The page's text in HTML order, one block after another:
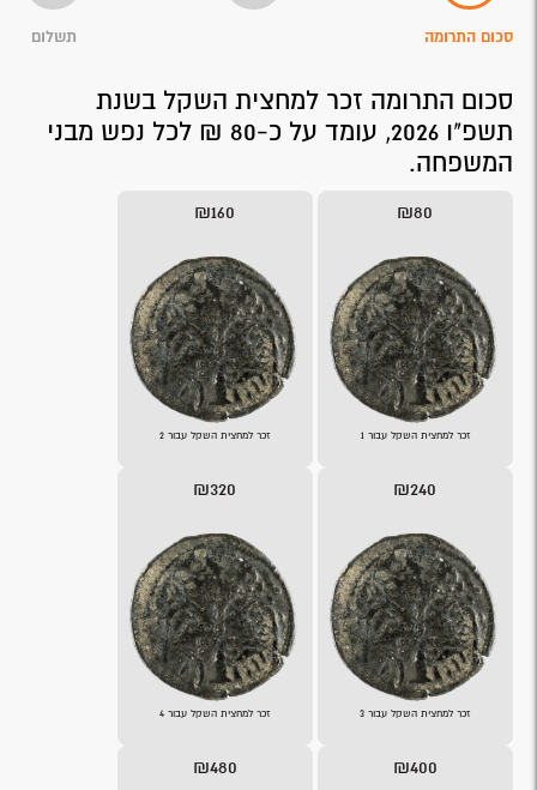
סכום התרומה תשלום
סכום התרומה זכר למחצית השקל בשנת
תשפ"ו 2026, עומד על כ-80 ₪ לכל נפש מבני
המשפחה.
₪80
זכר למחצית השקל עבור 1
₪160
זכר למחצית השקל עבור 2
₪240
זכר למחצית השקל עבור 3
₪320
זכר למחצית השקל עבור 4
₪400
₪480